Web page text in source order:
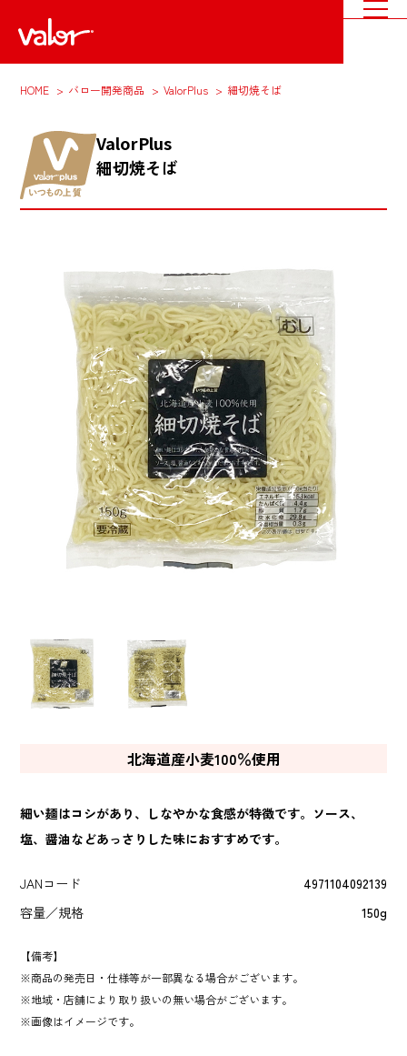
HOME バロー開発商品 ValorPlus 細切焼そば
ValorPlus
細切焼そば
北海道産小麦100％使用
細い麺はコシがあり、しなやかな食感が特徴です。ソース、
塩、醤油などあっさりした味におすすめです。
JANコード
4971104092139
容量／規格
150g
【備考】
商品の発売日・仕様等が一部異なる場合がございます。
地域・店舗により取り扱いの無い場合がございます。
画像はイメージです。